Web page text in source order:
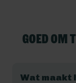
Goed
Wat maakt